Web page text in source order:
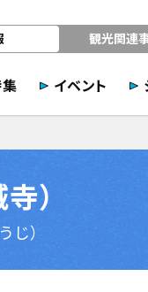
観光関連
イベント
）
じ）